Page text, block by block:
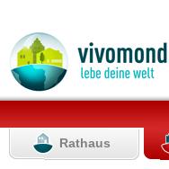
Rathaus